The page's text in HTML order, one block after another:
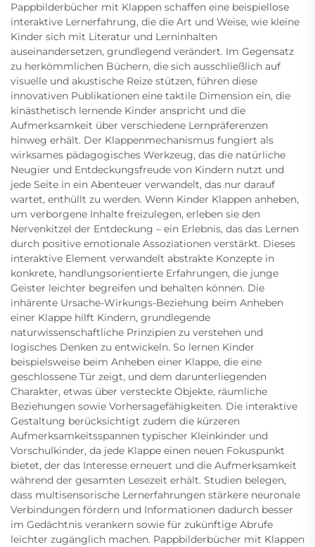
Pappbilderbücher mit Klappen schaffen eine beispiellose
interaktive Lernerfahrung, die die Art und Weise, wie kleine
Kinder sich mit Literatur und Lerninhalten
auseinandersetzen, grundlegend verändert. Im Gegensatz
zu herkömmlichen Büchern, die sich ausschließlich auf
visuelle und akustische Reize stützen, führen diese
innovativen Publikationen eine taktile Dimension ein, die
kinästhetisch lernende Kinder anspricht und die
Aufmerksamkeit über verschiedene Lernpräferenzen
hinweg erhält. Der Klappenmechanismus fungiert als
wirksames pädagogisches Werkzeug, das die natürliche
Neugier und Entdeckungsfreude von Kindern nutzt und
jede Seite in ein Abenteuer verwandelt, das nur darauf
wartet, enthüllt zu werden. Wenn Kinder Klappen anheben,
um verborgene Inhalte freizulegen, erleben sie den
Nervenkitzel der Entdeckung – ein Erlebnis, das das Lernen
durch positive emotionale Assoziationen verstärkt. Dieses
interaktive Element verwandelt abstrakte Konzepte in
konkrete, handlungsorientierte Erfahrungen, die junge
Geister leichter begreifen und behalten können. Die
inhärente Ursache-Wirkungs-Beziehung beim Anheben
einer Klappe hilft Kindern, grundlegende
naturwissenschaftliche Prinzipien zu verstehen und
logisches Denken zu entwickeln. So lernen Kinder
beispielsweise beim Anheben einer Klappe, die eine
geschlossene Tür zeigt, und dem darunterliegenden
Charakter, etwas über versteckte Objekte, räumliche
Beziehungen sowie Vorhersagefähigkeiten. Die interaktive
Gestaltung berücksichtigt zudem die kürzeren
Aufmerksamkeitsspannen typischer Kleinkinder und
Vorschulkinder, da jede Klappe einen neuen Fokuspunkt
bietet, der das Interesse erneuert und die Aufmerksamkeit
während der gesamten Lesezeit erhält. Studien belegen,
dass multisensorische Lernerfahrungen stärkere neuronale
Verbindungen fördern und Informationen dadurch besser
im Gedächtnis verankern sowie für zukünftige Abrufe
leichter zugänglich machen. Pappbilderbücher mit Klappen